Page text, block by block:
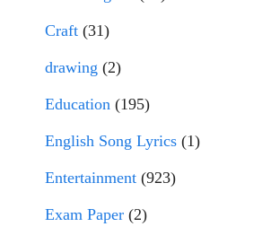
Craft (31)
drawing (2)
Education (195)
English Song Lyrics (1)
Entertainment (923)
Exam Paper (2)